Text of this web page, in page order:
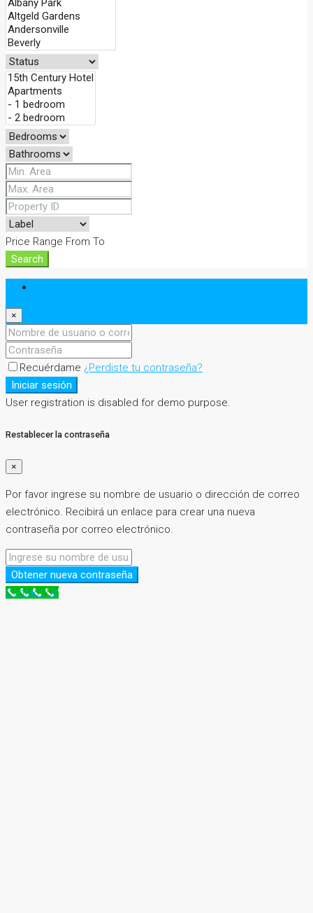
Price Range From To
Search
×
Recuérdame ¿Perdiste tu contraseña?
Iniciar sesión
User registration is disabled for demo purpose.
Restablecer la contraseña
×
Por favor ingrese su nombre de usuario o dirección de correo
electrónico. Recibirá un enlace para crear una nueva
contraseña por correo electrónico.
Obtener nueva contraseña
Contact Us